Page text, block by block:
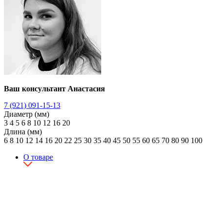
Ваш консультант Анастасия
7 (921) 091-15-13
Диаметр (мм)
3 4 5 6 8 10 12 16 20
Длина (мм)
6 8 10 12 14 16 20 22 25 30 35 40 45 50 55 60 65 70 80 90 100
О товаре